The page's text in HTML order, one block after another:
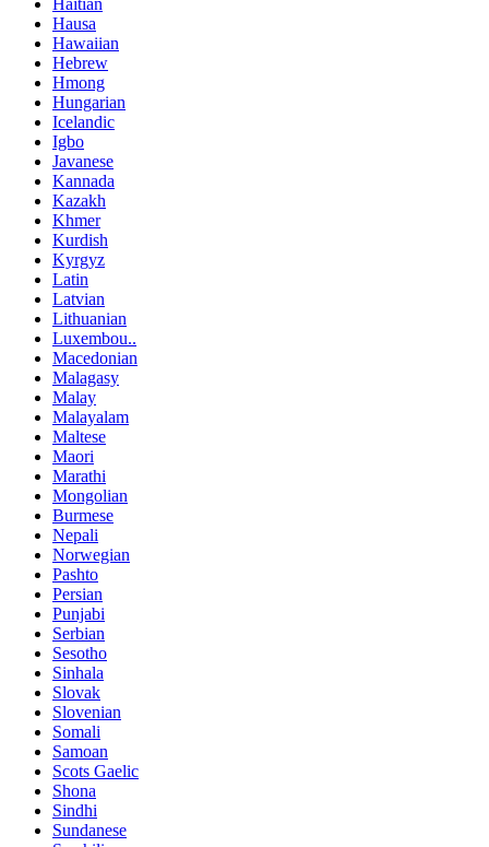
Haitian
Hausa
Hawaiian
Hebrew
Hmong
Hungarian
Icelandic
Igbo
Javanese
Kannada
Kazakh
Khmer
Kurdish
Kyrgyz
Latin
Latvian
Lithuanian
Luxembou..
Macedonian
Malagasy
Malay
Malayalam
Maltese
Maori
Marathi
Mongolian
Burmese
Nepali
Norwegian
Pashto
Persian
Punjabi
Serbian
Sesotho
Sinhala
Slovak
Slovenian
Somali
Samoan
Scots Gaelic
Shona
Sindhi
Sundanese